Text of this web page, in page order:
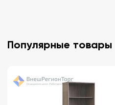
Популярные товары